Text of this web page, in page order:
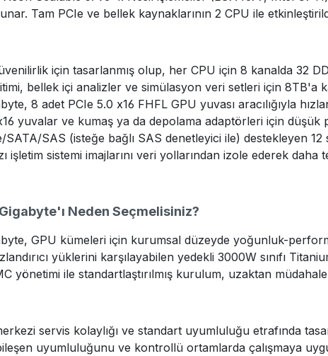
Tam PCIe ve bellek kaynaklarının 2 CPU ile
için tasarlanmış olup, her CPU için 8 kanalda 32
bellek içi analizler ve simülasyon veri setleri için 8TB'a
8 adet PCIe 5.0 x16 FHFL GPU yuvası aracılığıyla
yuvalar ve kumaş ya da depolama adaptörleri için düşük
SAS (isteğe bağlı SAS denetleyici ile) destekleyen 12
işletim sistemi imajlarını veri yollarından izole ederek
Neden Seçmelisiniz?
GPU kümeleri için kurumsal düzeyde yoğunluk-
yüklerini karşılayabilen yedekli 3000W sınıfı
yönetimi ile standartlaştırılmış kurulum, uzaktan
servis kolaylığı ve standart uyumluluğu etrafında
uyumluluğunu ve kontrollü ortamlarda çalışmaya